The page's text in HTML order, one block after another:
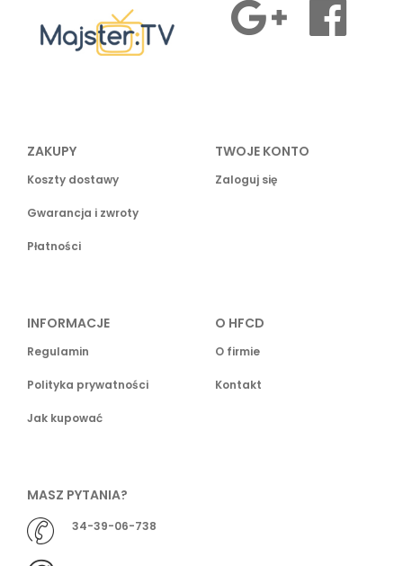
ZAKUPY
Koszty dostawy
Gwarancja i zwroty
Płatności
TWOJE KONTO
Zaloguj się
INFORMACJE
Regulamin
Polityka prywatności
Jak kupować
O HFCD
O firmie
Kontakt
MASZ PYTANIA?
34-39-06-738